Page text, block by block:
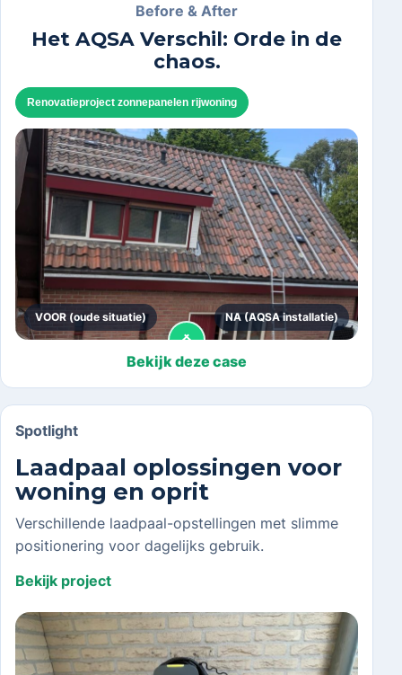
Before & After
Het AQSA Verschil: Orde in de
chaos.
Renovatieproject zonnepanelen rijwoning
VOOR (oude situatie) NA (AQSA installatie)
Bekijk deze case
Spotlight
Laadpaal oplossingen voor
woning en oprit
Verschillende laadpaal-opstellingen met slimme
positionering voor dagelijks gebruik.
Bekijk project